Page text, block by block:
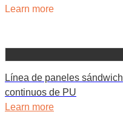
Learn more
Línea de paneles sándwich
continuos de PU
Learn more